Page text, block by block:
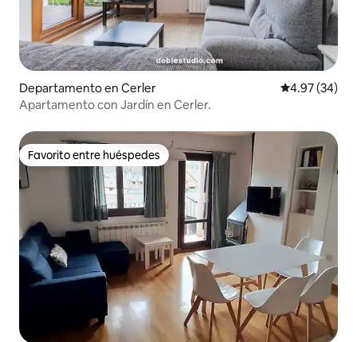
Departamento en Cerler Calificación
4.97 (34)
Apartamento con Jardín en Cerler.
Favorito entre huéspedes
Favorito entre huéspedes